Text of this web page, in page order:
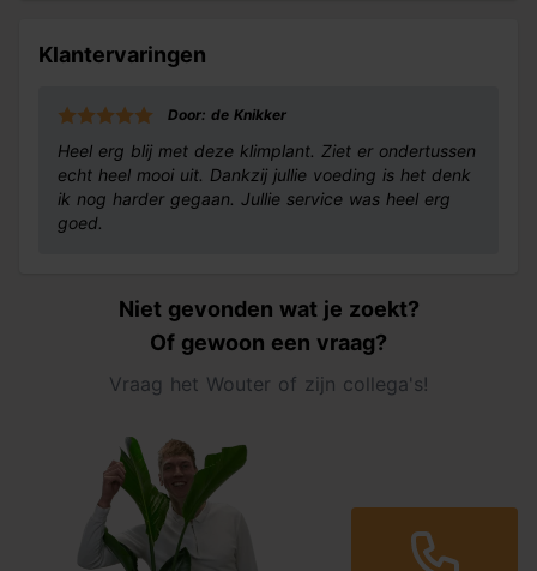
Klantervaringen
Door: de Knikker
Heel erg blij met deze klimplant. Ziet er ondertussen
echt heel mooi uit. Dankzij jullie voeding is het denk
ik nog harder gegaan. Jullie service was heel erg
goed.
Niet gevonden wat je zoekt?
Of gewoon een vraag?
Vraag het Wouter of zijn collega's!